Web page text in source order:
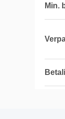
Min.